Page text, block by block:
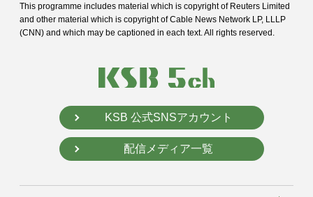
This programme includes material which is copyright of Reuters Limited
and other material which is copyright of Cable News Network LP, LLLP
(CNN) and which may be captioned in each text. All rights reserved.
KSB 公式SNSアカウント
配信メディア一覧